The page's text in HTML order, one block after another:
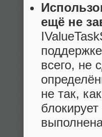
ещё не
всего, не
не так,